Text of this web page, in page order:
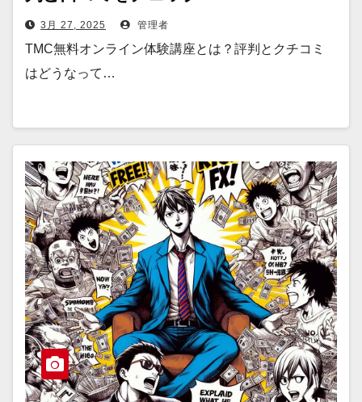
3月 27, 2025 管理者
TMC無料オンライン体験講座とは？評判とクチコミ
はどうなって…